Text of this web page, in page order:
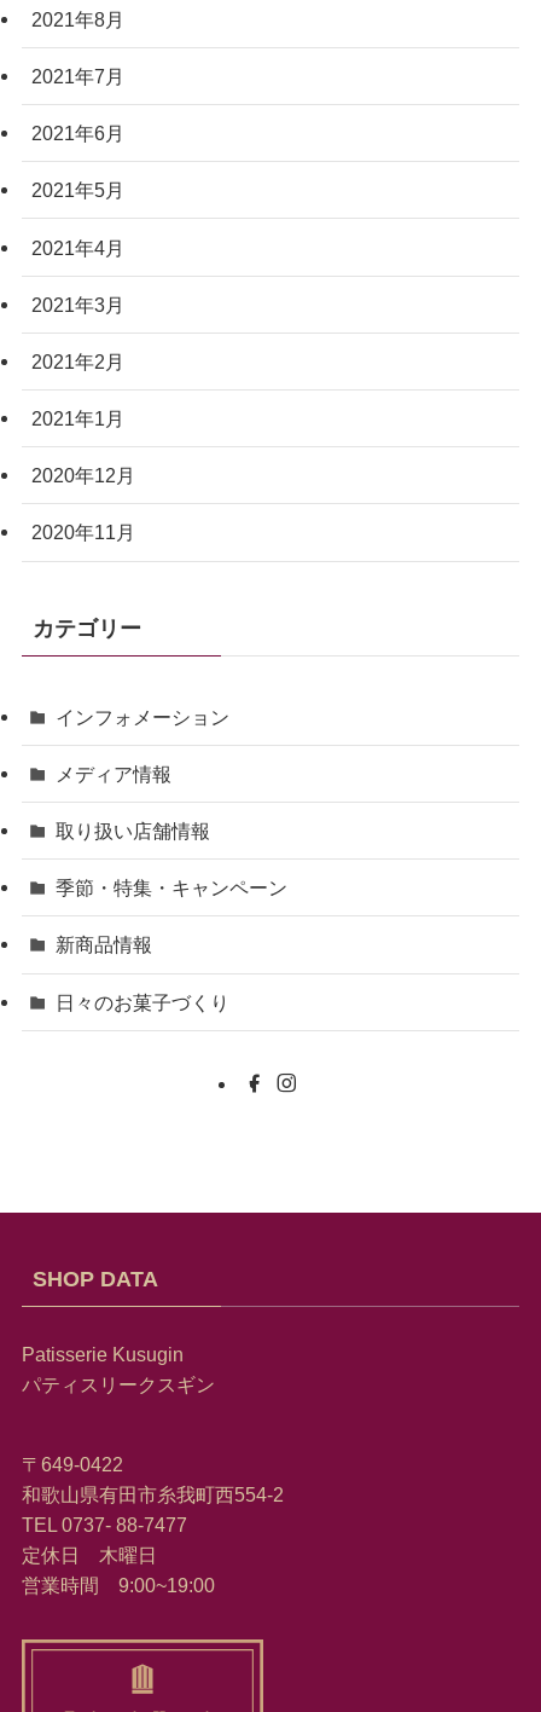
2021年8月
2021年7月
2021年6月
2021年5月
2021年4月
2021年3月
2021年2月
2021年1月
2020年12月
2020年11月
カテゴリー
インフォメーション
メディア情報
取り扱い店舗情報
季節・特集・キャンペーン
新商品情報
日々のお菓子づくり
SHOP DATA
Patisserie Kusugin
パティスリークスギン
〒649-0422
和歌山県有田市糸我町西554-2
TEL 0737- 88-7477
定休日 木曜日
営業時間 9:00~19:00